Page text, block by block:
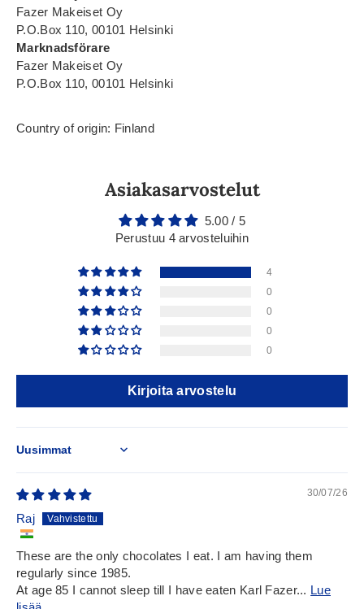
Fazer Makeiset Oy
P.O.Box 110, 00101 Helsinki
Marknadsförare
Fazer Makeiset Oy
P.O.Box 110, 00101 Helsinki
Country of origin: Finland
Asiakasarvostelut
5.00 / 5
Perustuu 4 arvosteluihin
4
0
0
0
0
Kirjoita arvostelu
Sort by
30/07/26
Raj
These are the only chocolates I eat. I am having them
regularly since 1985.
At age 85 I cannot sleep till I have eaten Karl Fazer... Lue